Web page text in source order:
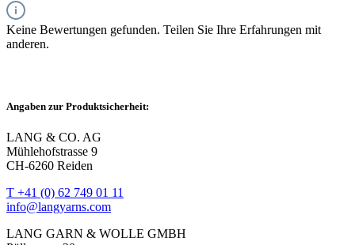
Keine Bewertungen gefunden. Teilen Sie Ihre Erfahrungen mit
anderen.
Angaben zur Produktsicherheit:
LANG & CO. AG
Mühlehofstrasse 9
CH-6260 Reiden
T +41 (0) 62 749 01 11
info@langyarns.com
LANG GARN & WOLLE GMBH